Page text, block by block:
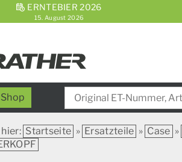
ERNTEBIER 2026
15. August 2026
Shop
Startseite » Ersatzteile » Case »